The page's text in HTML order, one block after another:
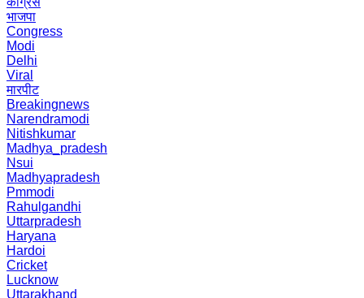
भाजपा
Congress
Modi
Delhi
Viral
मारपीट
Breakingnews
Narendramodi
Nitishkumar
Madhya_pradesh
Nsui
Madhyapradesh
Pmmodi
Rahulgandhi
Uttarpradesh
Haryana
Hardoi
Cricket
Lucknow
Uttarakhand